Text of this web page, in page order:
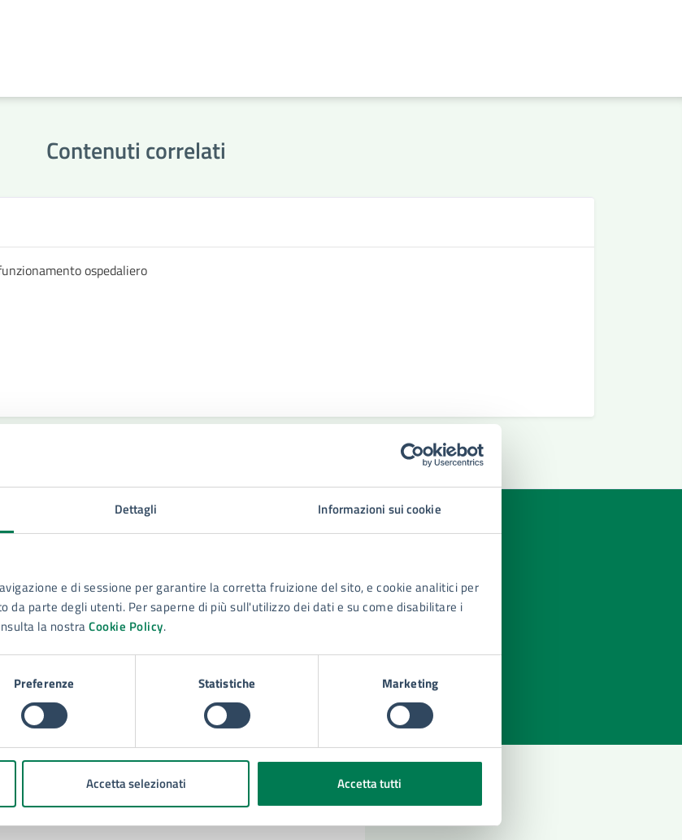
Dettagli Informazioni sui cookie
e di sessione per garantire la corretta fruizione del sito, e cookie analitici per
da parte degli utenti. Per saperne di più sull'utilizzo dei dati e su come disabilitare i
la nostraCookie Policy.
Preferenze Statistiche Marketing
Accetta selezionati Accetta tutti
Contenuti correlati
ospedaliero
chiare le informazioni su questa
di stelle per valutare la chiarezza delle informazioni
comune